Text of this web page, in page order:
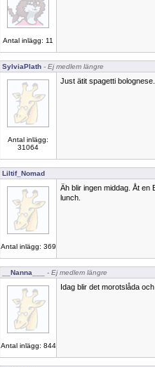
Antal inlägg: 11
SylviaPlath - Ej medlem längre
Antal inlägg:
31064
Just ätit spagetti
Liltif_Nomad
Antal inlägg: 369
Äh blir ingen middag. Åt en
lunch.
__Nanna___ - Ej medlem längre
Antal inlägg: 844
Idag blir det morotslåda